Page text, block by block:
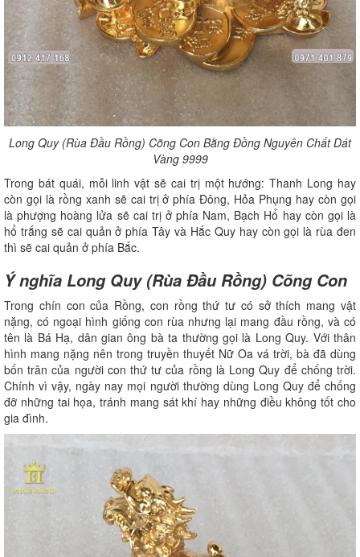
Long Quy (Rùa Đầu Rồng) Cõng Con Bằng Đồng Nguyên Chất Dát
Vàng 9999
Trong bát quái, mỗi linh vật sẽ cai trị một hướng: Thanh Long hay
còn gọi là rồng xanh sẽ cai trị ở phía Đông, Hỏa Phụng hay còn gọi
là phượng hoàng lửa sẽ cai trị ở phía Nam, Bạch Hổ hay còn gọi là
hổ trắng sẽ cai quản ở phía Tây và Hắc Quy hay còn gọi là rùa đen
thì sẽ cai quản ở phía Bắc.
Ý nghĩa Long Quy (Rùa Đầu Rồng) Cõng Con
Trong chín con của Rồng, con rồng thứ tư có sở thích mang vật
nặng, có ngoại hình giống con rùa nhưng lại mang đầu rồng, và có
tên là Bá Hạ, dân gian ông bà ta thường gọi là Long Quy. Với thân
hình mang nặng nên trong truyền thuyết Nữ Oa vá trời, bà đã dùng
bốn trân của người con thứ tư của rồng là Long Quy để chống trời.
Chính vì vậy, ngày nay mọi người thường dùng Long Quy để chống
đỡ những tai họa, tránh mang sát khí hay những điều không tốt cho
gia đình.